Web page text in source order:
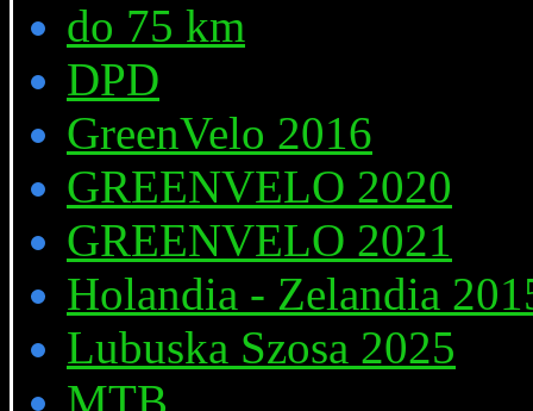
do 75 km
DPD
GreenVelo 2016
GREENVELO 2020
GREENVELO 2021
Holandia - Zelandia
Lubuska Szosa 2025